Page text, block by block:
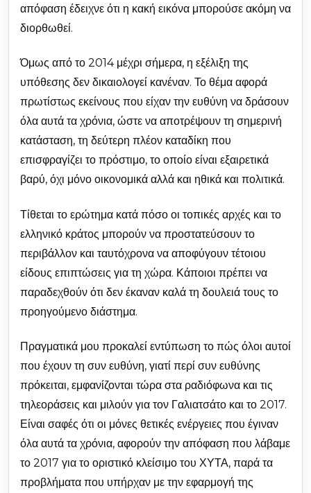
απόφαση έδειχνε ότι η κακή εικόνα μπορούσε ακόμη να
διορθωθεί.
Όμως από το 2014 μέχρι σήμερα, η εξέλιξη της
υπόθεσης δεν δικαιολογεί κανέναν. Το θέμα αφορά
πρωτίστως εκείνους που είχαν την ευθύνη να δράσουν
όλα αυτά τα χρόνια, ώστε να αποτρέψουν τη σημερινή
κατάσταση, τη δεύτερη πλέον καταδίκη που
επισφραγίζει το πρόστιμο, το οποίο είναι εξαιρετικά
βαρύ, όχι μόνο οικονομικά αλλά και ηθικά και πολιτικά.
Τίθεται το ερώτημα κατά πόσο οι τοπικές αρχές και το
ελληνικό κράτος μπορούν να προστατεύσουν το
περιβάλλον και ταυτόχρονα να αποφύγουν τέτοιου
είδους επιπτώσεις για τη χώρα. Κάποιοι πρέπει να
παραδεχθούν ότι δεν έκαναν καλά τη δουλειά τους το
προηγούμενο διάστημα.
Πραγματικά μου προκαλεί εντύπωση το πώς όλοι αυτοί
που έχουν τη συν ευθύνη, γιατί περί συν ευθύνης
πρόκειται, εμφανίζονται τώρα στα ραδιόφωνα και τις
τηλεοράσεις και μιλούν για τον Γαλιατσάτο και το 2017.
Είναι σαφές ότι οι μόνες θετικές ενέργειες που έγιναν
όλα αυτά τα χρόνια, αφορούν την απόφαση που λάβαμε
το 2017 για το οριστικό κλείσιμο του ΧΥΤΑ, παρά τα
προβλήματα που υπήρχαν με την εφαρμογή της